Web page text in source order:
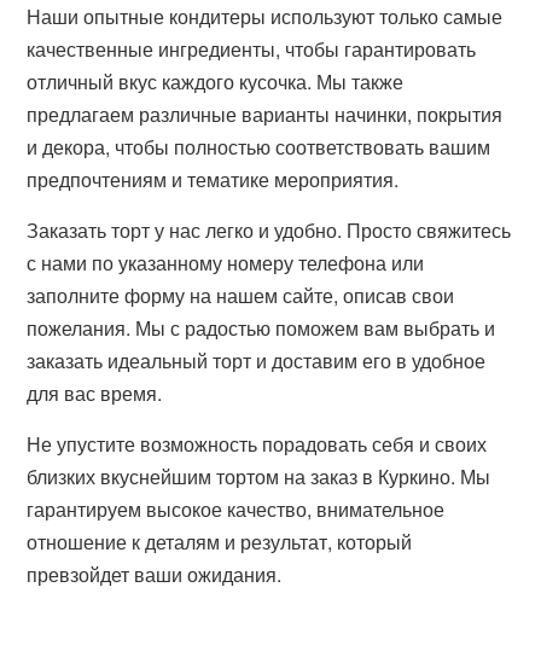
Наши опытные кондитеры используют только самые
качественные ингредиенты, чтобы гарантировать
отличный вкус каждого кусочка. Мы также
предлагаем различные варианты начинки, покрытия
и декора, чтобы полностью соответствовать вашим
предпочтениям и тематике мероприятия.
Заказать торт у нас легко и удобно. Просто свяжитесь
с нами по указанному номеру телефона или
заполните форму на нашем сайте, описав свои
пожелания. Мы с радостью поможем вам выбрать и
заказать идеальный торт и доставим его в удобное
для вас время.
Не упустите возможность порадовать себя и своих
близких вкуснейшим тортом на заказ в Куркино. Мы
гарантируем высокое качество, внимательное
отношение к деталям и результат, который
превзойдет ваши ожидания.